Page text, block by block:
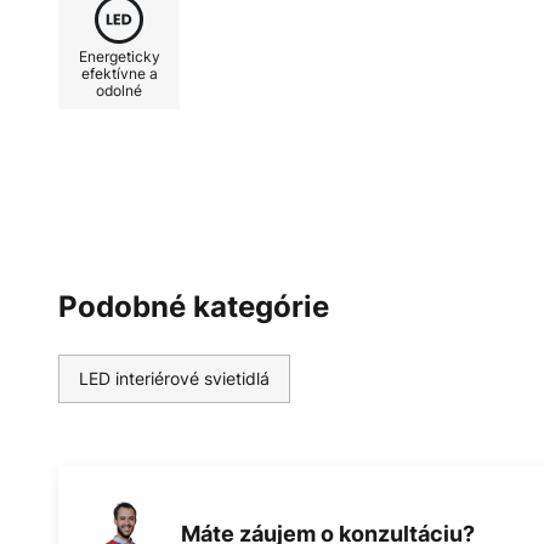
Energeticky
efektívne a
odolné
Podobné kategórie
LED interiérové svietidlá
Máte záujem o konzultáciu?